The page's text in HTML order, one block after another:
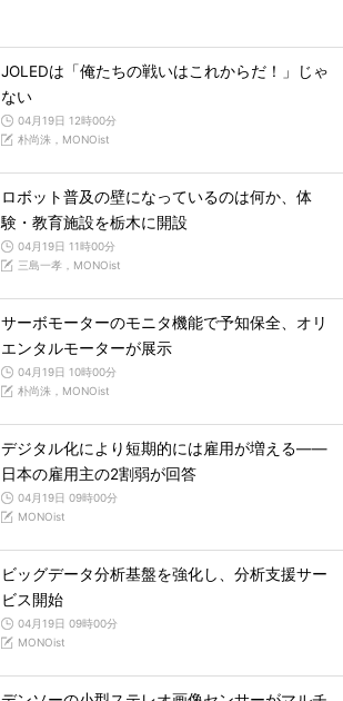
JOLEDは「俺たちの戦いはこれからだ！」じゃ
ない
04月19日 12時00分
朴尚洙，MONOist
ロボット普及の壁になっているのは何か、体
験・教育施設を栃木に開設
04月19日 11時00分
三島一孝，MONOist
サーボモーターのモニタ機能で予知保全、オリ
エンタルモーターが展示
04月19日 10時00分
朴尚洙，MONOist
デジタル化により短期的には雇用が増える――
日本の雇用主の2割弱が回答
04月19日 09時00分
MONOist
ビッグデータ分析基盤を強化し、分析支援サー
ビス開始
04月19日 09時00分
MONOist